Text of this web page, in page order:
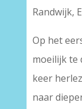
Randwijk,
Op het
moeilijk te
keer
naar